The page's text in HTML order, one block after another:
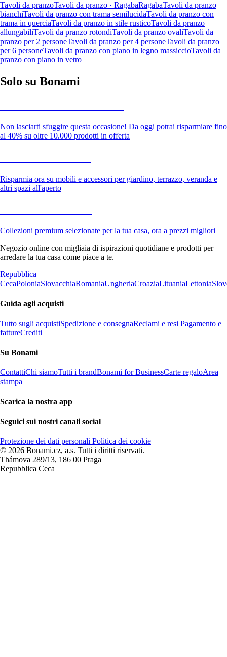
Tavoli da pranzoTavoli da pranzo · RagabaRagabaTavoli da pranzo
bianchiTavoli da pranzo con trama semilucidaTavoli da pranzo con
trama in querciaTavoli da pranzo in stile rusticoTavoli da pranzo
allungabiliTavoli da pranzo rotondiTavoli da pranzo ovaliTavoli da
pranzo per 2 personeTavoli da pranzo per 4 personeTavoli da pranzo
per 6 personeTavoli da pranzo con piano in legno massiccioTavoli da
pranzo con piano in vetro
Solo su Bonami
Non lasciarti sfuggire questa occasione! Da oggi potrai risparmiare fino
al 40% su oltre 10.000 prodotti in offerta
Risparmia ora su mobili e accessori per giardino, terrazzo, veranda e
altri spazi all'aperto
Collezioni premium selezionate per la tua casa, ora a prezzi migliori
Negozio online con migliaia di ispirazioni quotidiane e prodotti per
arredare la tua casa come piace a te.
Repubblica
CecaPoloniaSlovacchiaRomaniaUngheriaCroaziaLituaniaLettonia
Guida agli acquisti
Tutto sugli acquistiSpedizione e consegnaReclami e resi Pagamento e
fattureCrediti
Su Bonami
ContattiChi siamoTutti i brandBonami for BusinessCarte regaloArea
stampa
Scarica la nostra app
Seguici sui nostri canali social
Protezione dei dati personali Politica dei cookie
© 2026 Bonami.cz, a.s. Tutti i diritti riservati.
Thámova 289/13, 186 00 Praga
Repubblica Ceca